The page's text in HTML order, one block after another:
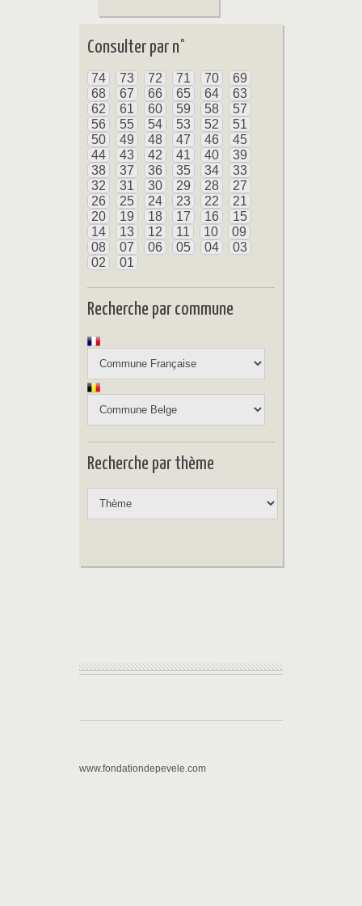
Consulter par n°
74 73 72 71 70
69
68
67 66 65 64
63
62
61 60 59 58
57
56
55 54 53 52
51
50
49 48 47 46
45
44
43 42 41 40
39
38
37 36 35 34
33
32
31 30 29 28
27
26
25 24 23 22
21
20
19 18 17 16
15
14
13 12 11 10
09
08
07 06 05 04
03
02
01
Recherche par commune
Recherche par thème
www.fondationdepevele.com